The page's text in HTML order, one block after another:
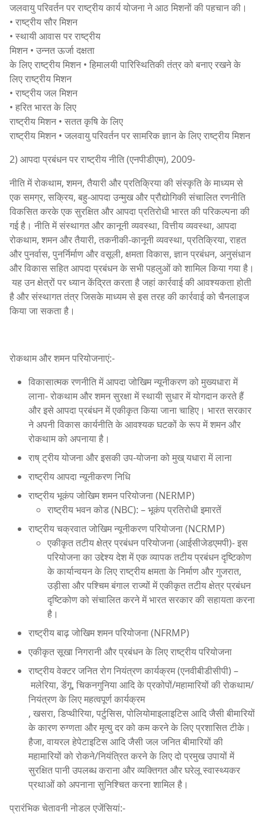
जलवायु परिवर्तन पर राष्ट्रीय कार्य योजना ने आठ मिशनों की पहचान की।
• राष्ट्रीय सौर मिशन
• स्थायी आवास पर राष्ट्रीय
मिशन • उन्नत ऊर्जा दक्षता
के लिए राष्ट्रीय मिशन • हिमालयी पारिस्थितिकी तंत्र को बनाए रखने के
लिए राष्ट्रीय मिशन
• राष्ट्रीय जल मिशन
• हरित भारत के लिए
राष्ट्रीय मिशन • सतत कृषि के लिए
राष्ट्रीय मिशन • जलवायु परिवर्तन पर सामरिक ज्ञान के लिए राष्ट्रीय मिशन
2) आपदा प्रबंधन पर राष्ट्रीय नीति (एनपीडीएम), 2009-
नीति में रोकथाम, शमन, तैयारी और प्रतिक्रिया की संस्कृति के माध्यम से
एक समग्र, सक्रिय, बहु-आपदा उन्मुख और प्रौद्योगिकी संचालित रणनीति
विकसित करके एक सुरक्षित और आपदा प्रतिरोधी भारत की परिकल्पना की
गई है। नीति में संस्थागत और कानूनी व्यवस्था, वित्तीय व्यवस्था, आपदा
रोकथाम, शमन और तैयारी, तकनीकी-कानूनी व्यवस्था, प्रतिक्रिया, राहत
और पुनर्वास, पुनर्निर्माण और वसूली, क्षमता विकास, ज्ञान प्रबंधन, अनुसंधान
और विकास सहित आपदा प्रबंधन के सभी पहलुओं को शामिल किया गया है।
यह उन क्षेत्रों पर ध्यान केंद्रित करता है जहां कार्रवाई की आवश्यकता होती
है और संस्थागत तंत्र जिसके माध्यम से इस तरह की कार्रवाई को चैनलाइज
किया जा सकता है।
रोकथाम और शमन परियोजनाएं:-
विकासात्मक रणनीति में आपदा जोखिम न्यूनीकरण को मुख्यधारा में
लाना- रोकथाम और शमन सुरक्षा में स्थायी सुधार में योगदान करते हैं
और इसे आपदा प्रबंधन में एकीकृत किया जाना चाहिए। भारत सरकार
ने अपनी विकास कार्यनीति के आवश्यक घटकों के रूप में शमन और
रोकथाम को अपनाया है।
राष् ट्रीय योजना और इसकी उप-योजना को मुख् यधारा में लाना
राष्ट्रीय आपदा न्यूनीकरण निधि
राष्ट्रीय भूकंप जोखिम शमन परियोजना (NERMP)
राष्ट्रीय भवन कोड (NBC): – भूकंप प्रतिरोधी इमारतें
राष्ट्रीय चक्रवात जोखिम न्यूनीकरण परियोजना (NCRMP)
एकीकृत तटीय क्षेत्र प्रबंधन परियोजना (आईसीजेडएमपी)- इस
परियोजना का उद्देश्य देश में एक व्यापक तटीय प्रबंधन दृष्टिकोण
के कार्यान्वयन के लिए राष्ट्रीय क्षमता के निर्माण और गुजरात,
उड़ीसा और पश्चिम बंगाल राज्यों में एकीकृत तटीय क्षेत्र प्रबंधन
दृष्टिकोण को संचालित करने में भारत सरकार की सहायता करना
है।
राष्ट्रीय बाढ़ जोखिम शमन परियोजना (NFRMP)
एकीकृत सूखा निगरानी और प्रबंधन के लिए राष्ट्रीय परियोजना
राष्ट्रीय वेक्टर जनित रोग नियंत्रण कार्यक्रम (एनवीबीडीसीपी) –
मलेरिया, डेंगू, चिकनगुनिया आदि के प्रकोपों/महामारियों की रोकथाम/
नियंत्रण के लिए महत्वपूर्ण कार्यक्रम
, खसरा, डिप्थीरिया, पर्टुसिस, पोलियोमाइलाइटिस आदि जैसी बीमारियों
के कारण रुग्णता और मृत्यु दर को कम करने के लिए प्रशासित टीके।
हैजा, वायरल हेपेटाइटिस आदि जैसी जल जनित बीमारियों की
महामारियों को रोकने/नियंत्रित करने के लिए दो प्रमुख उपायों में
सुरक्षित पानी उपलब्ध कराना और व्यक्तिगत और घरेलू स्वास्थ्यकर
प्रथाओं को अपनाना सुनिश्चित करना शामिल है।
प्रारंभिक चेतावनी नोडल एजेंसियां:-